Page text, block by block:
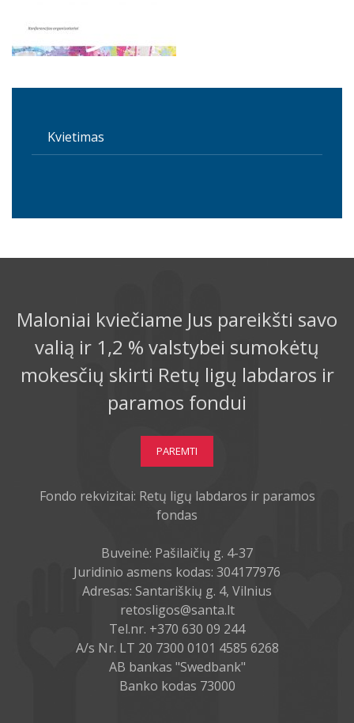
Kvietimas
Maloniai kviečiame Jus pareikšti savo
valią ir 1,2 % valstybei sumokėtų
mokesčių skirti Retų ligų labdaros ir
paramos fondui
PAREMTI
Fondo rekvizitai: Retų ligų labdaros ir paramos
fondas
Buveinė: Pašilaičių g. 4-37
Juridinio asmens kodas: 304177976
Adresas: Santariškių g. 4, Vilnius
retosligos@santa.lt
Tel.nr. +370 630 09 244
A/s Nr. LT 20 7300 0101 4585 6268
AB bankas "Swedbank"
Banko kodas 73000